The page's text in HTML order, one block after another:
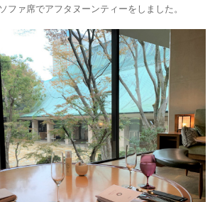
ファ席でアフタヌーンティーをしました。